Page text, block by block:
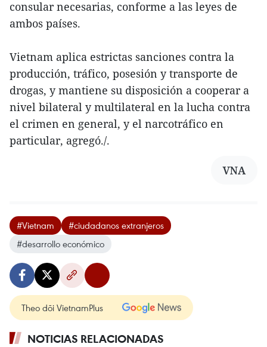
consular necesarias, conforme a las leyes de
ambos países.
Vietnam aplica estrictas sanciones contra la
producción, tráfico, posesión y transporte de
drogas, y mantiene su disposición a cooperar a
nivel bilateral y multilateral en la lucha contra
el crimen en general, y el narcotráfico en
particular, agregó./.
VNA
#Vietnam
#ciudadanos extranjeros
#desarrollo económico
Theo dõi VietnamPlus
NOTICIAS RELACIONADAS